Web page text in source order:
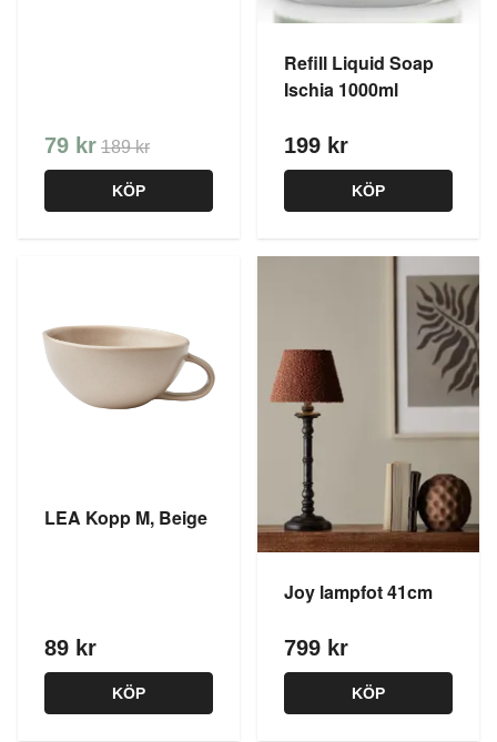
79 kr 189 kr
KÖP
Refill Liquid Soap
Ischia 1000ml
199 kr
KÖP
LEA Kopp M, Beige
89 kr
KÖP
Joy lampfot 41cm
799 kr
KÖP